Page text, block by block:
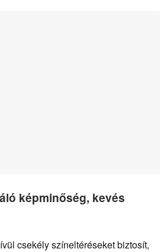
képminőség, kevés
csekély színeltéréseket biztosít,